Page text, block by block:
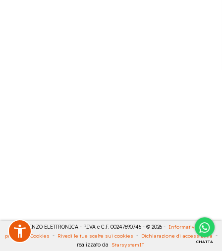
CHATTA
DE LORENZO ELETTRONICA - P.IVA e C.F. 00247690746 - © 2026 - Informativa sulla
privacy
Cookies - Rivedi le tue scelte sui cookies - Dichiarazione di accessibilità -
realizzato da StarsystemIT